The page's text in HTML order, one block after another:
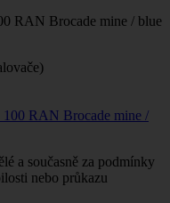
RAN Brocade mine / blue
a současně za podmínky
nebo průkazu